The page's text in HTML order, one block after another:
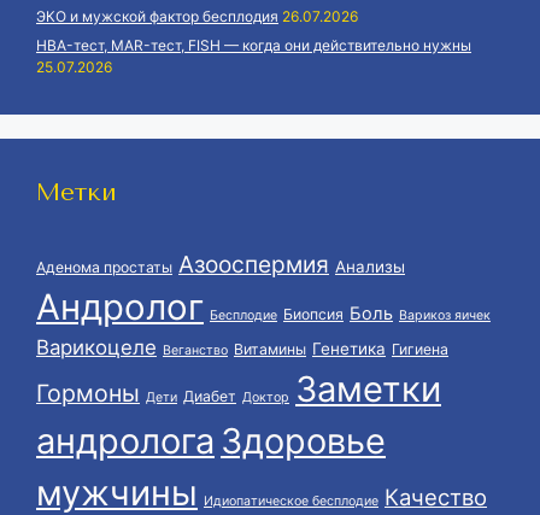
ЭКО и мужской фактор бесплодия 26.07.2026
HBA-тест, MAR-тест, FISH — когда они действительно нужны
25.07.2026
Метки
Аденома простаты Азооспермия Анализы
Андролог Бесплодие Биопсия Боль Варикоз яичек
Варикоцеле Веганство Витамины Генетика Гигиена
Гормоны Дети Диабет Доктор
Заметки
андролога Здоровье
мужчины
Идиопатическое бесплодие Качество